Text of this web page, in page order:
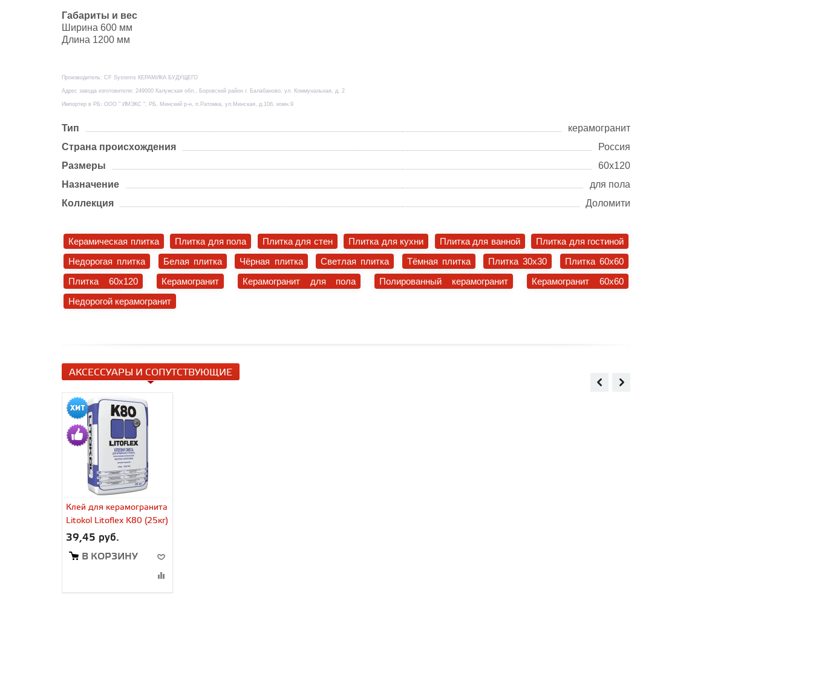
Габариты и вес
Ширина 600 мм
Длина 1200 мм
Производитель: CF Systems КЕРАМИКА БУДУЩЕГО
Адрес завода изготовителя: 249000 Калужская обл., Боровский район г. Балабаново, ул. Коммунальная, д. 2
Импортер в РБ: ООО " ИМЭКС ", РБ, Минский р-н, п.Ратомка, ул.Минская, д.10б, комн.9
Тип
керамогранит
Страна происхождения
Россия
Размеры
60х120
Назначение
для пола
Коллекция
Доломити
Керамическая плитка Плитка для пола Плитка для стен Плитка для кухни Плитка для ванной
Плитка для гостиной
Недорогая плитка
Белая плитка Чёрная плитка Светлая плитка Тёмная плитка Плитка 30x30
Плитка 60x60
Плитка 60x120
Керамогранит Керамогранит для пола Полированный керамогранит
Керамогранит 60x60
Недорогой керамогранит
АКСЕССУАРЫ И СОПУТСТВУЮЩИЕ
Клей для керамогранита
Litokol Litoflex K80 (25кг)
39,45 руб.
В КОРЗИНУ